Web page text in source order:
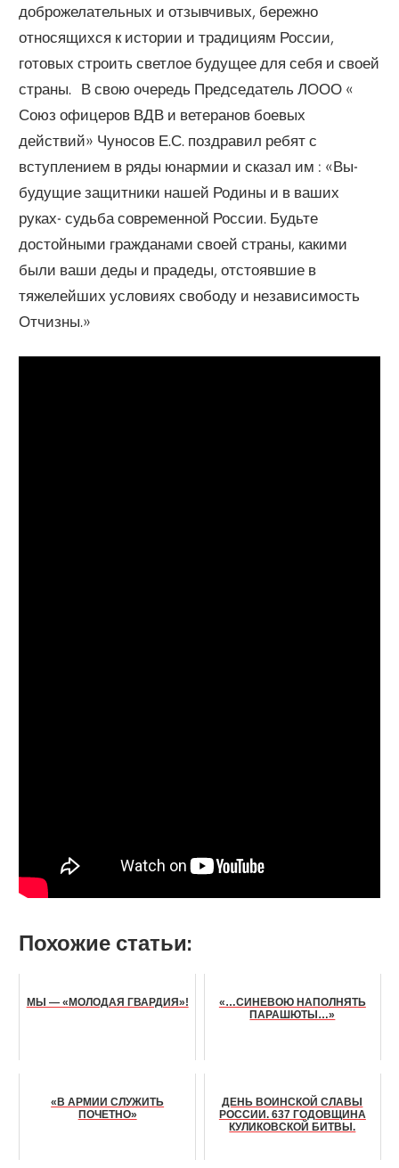
доброжелательных и отзывчивых, бережно
относящихся к истории и традициям России,
готовых строить светлое будущее для себя и своей
страны. В свою очередь Председатель ЛООО «
Союз офицеров ВДВ и ветеранов боевых
действий» Чуносов Е.С. поздравил ребят с
вступлением в ряды юнармии и сказал им : «Вы-
будущие защитники нашей Родины и в ваших
руках- судьба современной России. Будьте
достойными гражданами своей страны, какими
были ваши деды и прадеды, отстоявшие в
тяжелейших условиях свободу и независимость
Отчизны.»
Похожие статьи:
МЫ — «МОЛОДАЯ ГВАРДИЯ»!
«…СИНЕВОЮ НАПОЛНЯТЬ
ПАРАШЮТЫ…»
«В АРМИИ СЛУЖИТЬ
ПОЧЕТНО»
ДЕНЬ ВОИНСКОЙ СЛАВЫ
РОССИИ. 637 ГОДОВЩИНА
КУЛИКОВСКОЙ БИТВЫ.